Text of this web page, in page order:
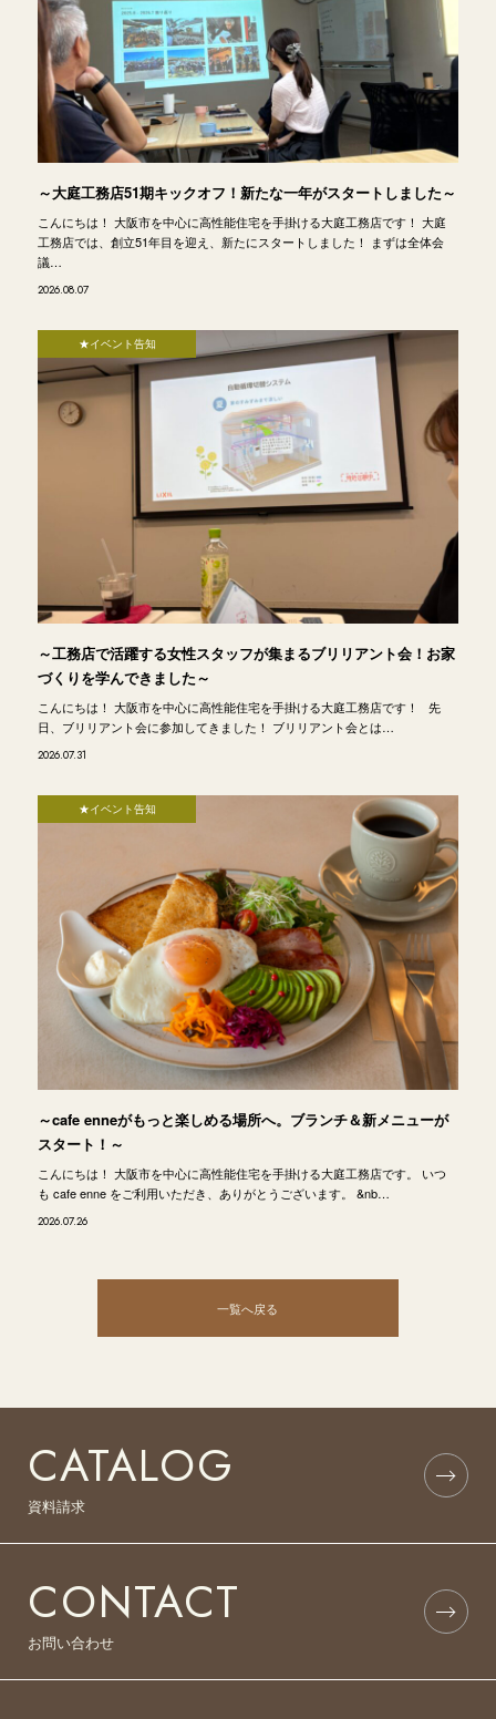
～大庭工務店51期キックオフ！新たな一年がスタートしました～
こんにちは！ 大阪市を中心に高性能住宅を手掛ける大庭工務店です！ 大庭
工務店では、創立51年目を迎え、新たにスタートしました！ まずは全体会
議…
2026.08.07
★イベント告知
～工務店で活躍する女性スタッフが集まるブリリアント会！お家
づくりを学んできました～
こんにちは！ 大阪市を中心に高性能住宅を手掛ける大庭工務店です！ 先
日、ブリリアント会に参加してきました！ ブリリアント会とは…
2026.07.31
★イベント告知
～cafe enneがもっと楽しめる場所へ。ブランチ＆新メニューが
スタート！～
こんにちは！ 大阪市を中心に高性能住宅を手掛ける大庭工務店です。 いつ
も cafe enne をご利用いただき、ありがとうございます。 &nb…
2026.07.26
一覧へ戻る
CATALOG
資料請求
CONTACT
お問い合わせ